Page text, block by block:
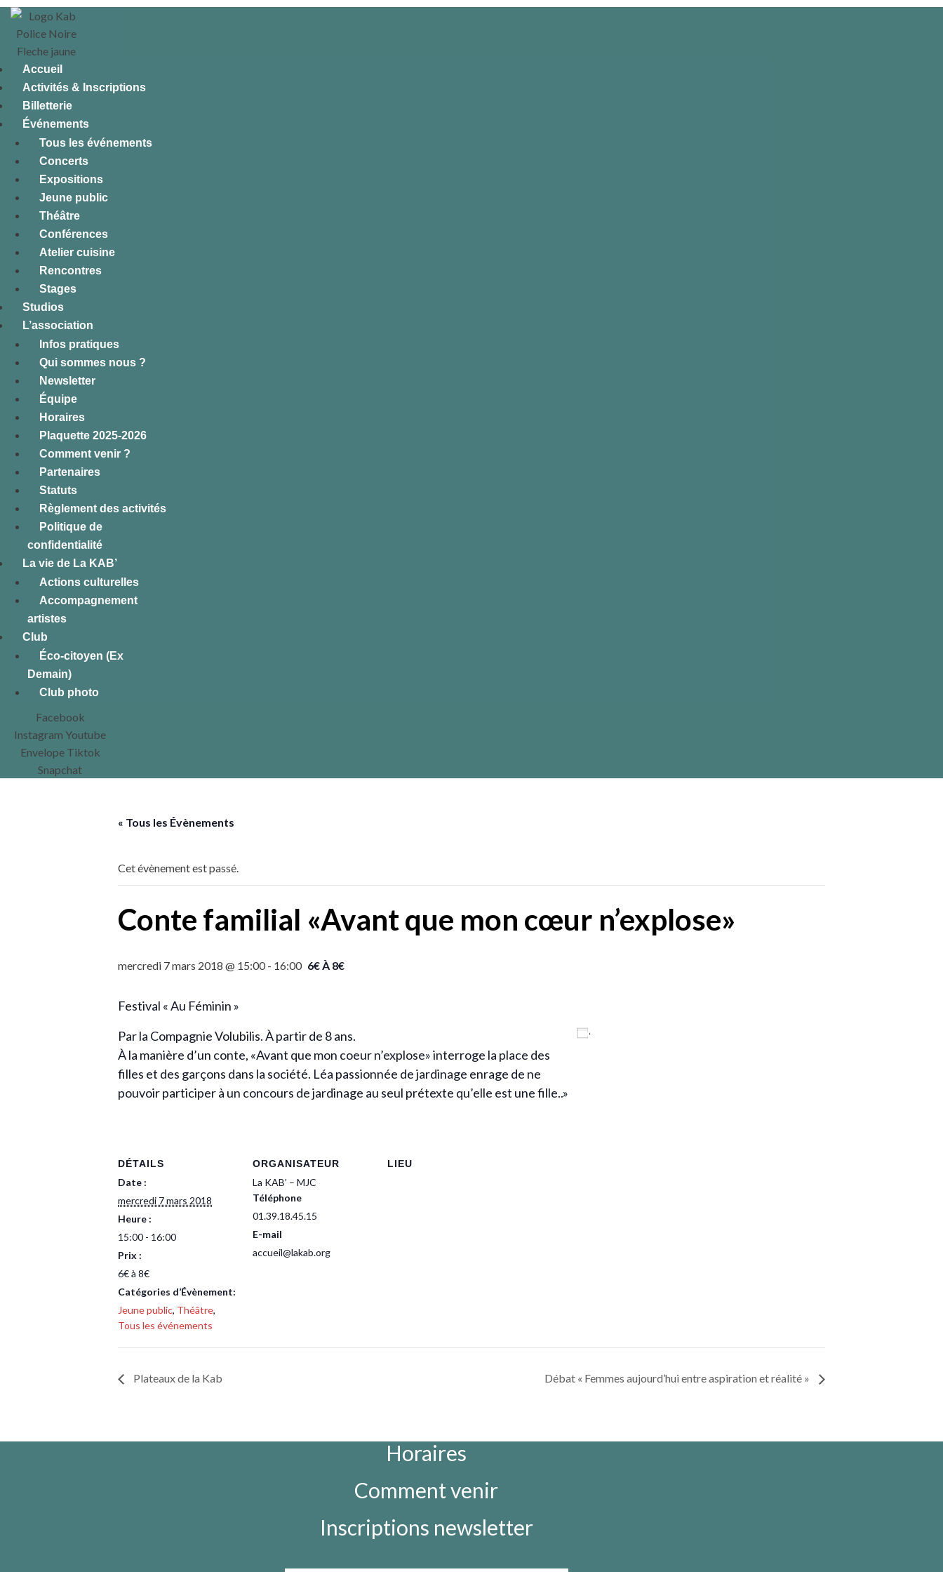
Accueil
Activités & Inscriptions
Billetterie
Événements
Tous les événements
Concerts
Expositions
Jeune public
Théâtre
Conférences
Atelier cuisine
Rencontres
Stages
Studios
L’association
Infos pratiques
Qui sommes nous ?
Newsletter
Équipe
Horaires
Plaquette 2025-2026
Comment venir ?
Partenaires
Statuts
Règlement des activités
Politique de
confidentialité
La vie de La KAB’
Actions culturelles
Accompagnement
artistes
Club
Éco-citoyen (Ex
Demain)
Club photo
Facebook
Instagram Youtube
Envelope Tiktok
Snapchat
« Tous les Évènements
Cet évènement est passé.
Conte familial «Avant que mon cœur n’explose»
mercredi 7 mars 2018 @ 15:00- 16:00 6€ À 8€
Festival « Au Féminin »
Par la Compagnie Volubilis. À partir de 8 ans.
À la manière d’un conte, «Avant que mon coeur n’explose» interroge la place des
filles et des garçons dans la société. Léa passionnée de jardinage enrage de ne
pouvoir participer à un concours de jardinage au seul prétexte qu’elle est une fille..»
DÉTAILS
Date :
mercredi 7 mars 2018
Heure :
15:00 - 16:00
Prix :
6€ à 8€
Catégories d’Évènement:
Jeune public, Théâtre,
Tous les événements
ORGANISATEUR
La KAB’ – MJC
Téléphone
01.39.18.45.15
E-mail
accueil@lakab.org
LIEU
Plateaux de la Kab Débat « Femmes aujourd’hui entre aspiration et réalité »
Horaires
Comment venir
Inscriptions newsletter